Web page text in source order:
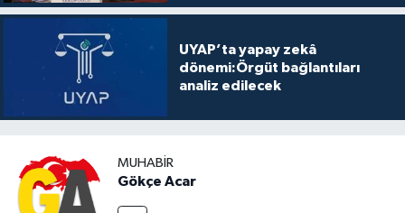
UYAP’ta yapay zekâ
dönemi:Örgüt bağlantıları
analiz edilecek
MUHABIR
Gökçe Acar